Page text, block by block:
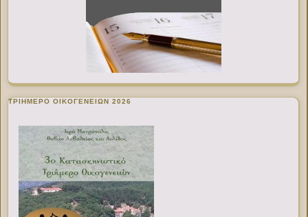
ΤΡΙΗΜΕΡΟ ΟΙΚΟΓΕΝΕΙΩΝ 2026